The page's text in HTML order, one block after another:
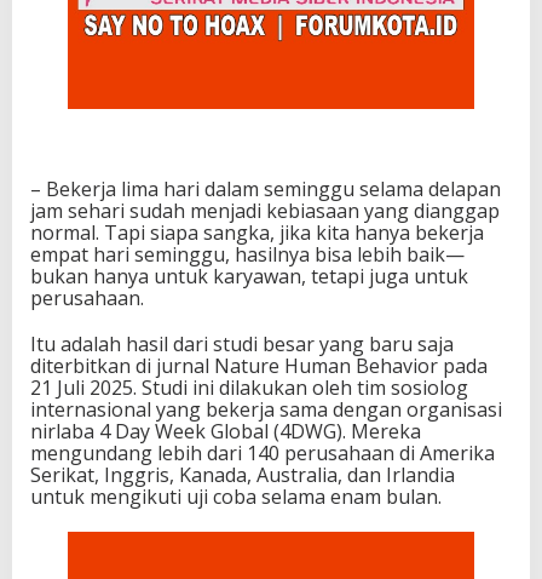
– Bekerja lima hari dalam seminggu selama delapan
jam sehari sudah menjadi kebiasaan yang dianggap
normal. Tapi siapa sangka, jika kita hanya bekerja
empat hari seminggu, hasilnya bisa lebih baik—
bukan hanya untuk karyawan, tetapi juga untuk
perusahaan.
Itu adalah hasil dari studi besar yang baru saja
diterbitkan di jurnal Nature Human Behavior pada
21 Juli 2025. Studi ini dilakukan oleh tim sosiolog
internasional yang bekerja sama dengan organisasi
nirlaba 4 Day Week Global (4DWG). Mereka
mengundang lebih dari 140 perusahaan di Amerika
Serikat, Inggris, Kanada, Australia, dan Irlandia
untuk mengikuti uji coba selama enam bulan.